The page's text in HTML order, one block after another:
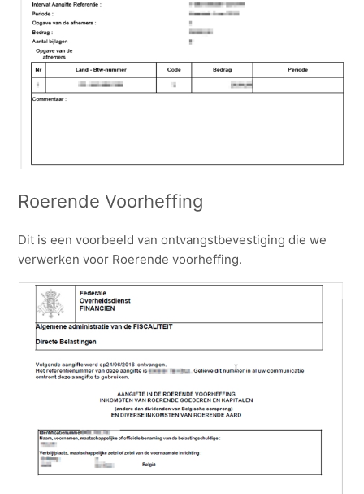
Roerende Voorheffing
Dit is een voorbeeld van ontvangstbevestiging die we
verwerken voor Roerende voorheffing.